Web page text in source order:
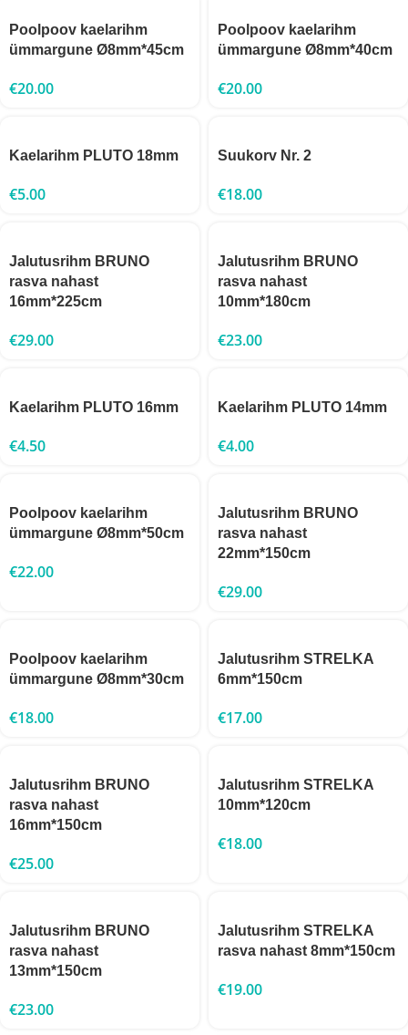
Poolpoov kaelarihm
ümmargune Ø8mm*45cm
€20.00
Poolpoov kaelarihm
ümmargune Ø8mm*40cm
€20.00
Kaelarihm PLUTO 18mm
€5.00
Suukorv Nr. 2
€18.00
Jalutusrihm BRUNO
rasva nahast
16mm*225cm
€29.00
Jalutusrihm BRUNO
rasva nahast
10mm*180cm
€23.00
Kaelarihm PLUTO 16mm
€4.50
Kaelarihm PLUTO 14mm
€4.00
Poolpoov kaelarihm
ümmargune Ø8mm*50cm
€22.00
Jalutusrihm BRUNO
rasva nahast
22mm*150cm
€29.00
Poolpoov kaelarihm
ümmargune Ø8mm*30cm
€18.00
Jalutusrihm STRELKA
6mm*150cm
€17.00
Jalutusrihm BRUNO
rasva nahast
16mm*150cm
€25.00
Jalutusrihm STRELKA
10mm*120cm
€18.00
Jalutusrihm BRUNO
rasva nahast
13mm*150cm
€23.00
Jalutusrihm STRELKA
rasva nahast 8mm*150cm
€19.00